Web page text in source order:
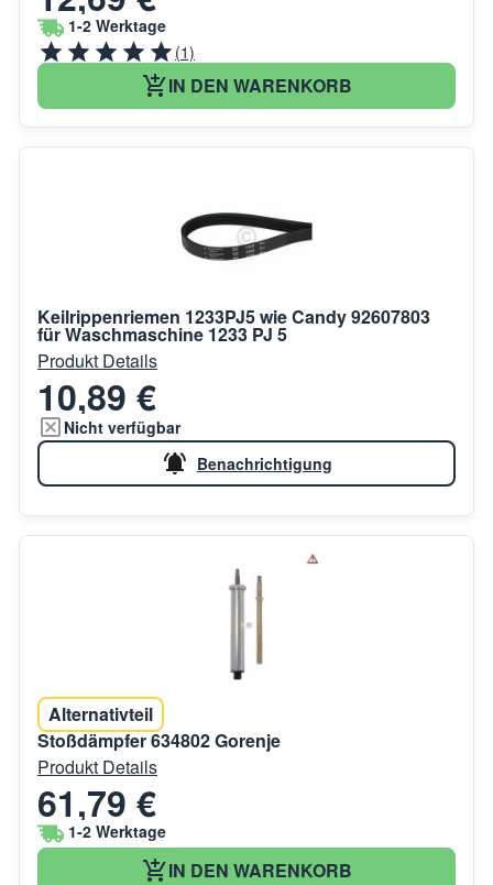
1-2 Werktage
(1)
IN DEN WARENKORB
Keilrippenriemen 1233PJ5 wie Candy 92607803
für Waschmaschine 1233 PJ 5
Produkt Details
10,89 €
Nicht verfügbar
Benachrichtigung
Alternativteil
Stoßdämpfer 634802 Gorenje
Produkt Details
61,79 €
1-2 Werktage
IN DEN WARENKORB